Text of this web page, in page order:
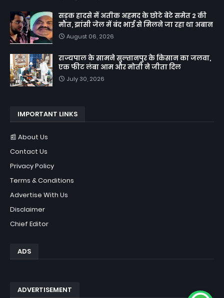
सड़क हादसे में अतीक अहमद के छोटे बेटे समेत 2 की
मौत, झांसी जेल में बंद भाई से मिलने जा रहा था अबान
August 06, 2026
राज्यपाल के सामने सुल्तानपुर के किसान का जलवा,
एक फीट लंबा आम और मोती ने जीता दिल
July 30, 2026
IMPORTANT LINKS
📰 About Us
Contact Us
Privacy Policy
Terms & Conditions
Advertise With Us
Disclaimer
Chief Editor
ADS
ADVERTISEMENT